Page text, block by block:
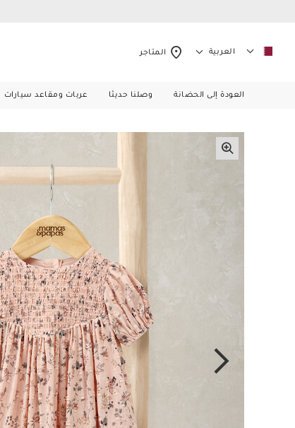
العربية المتاجر
العودة إلى الحضانة وصلنا حديثا عربات ومقاعد سيارات